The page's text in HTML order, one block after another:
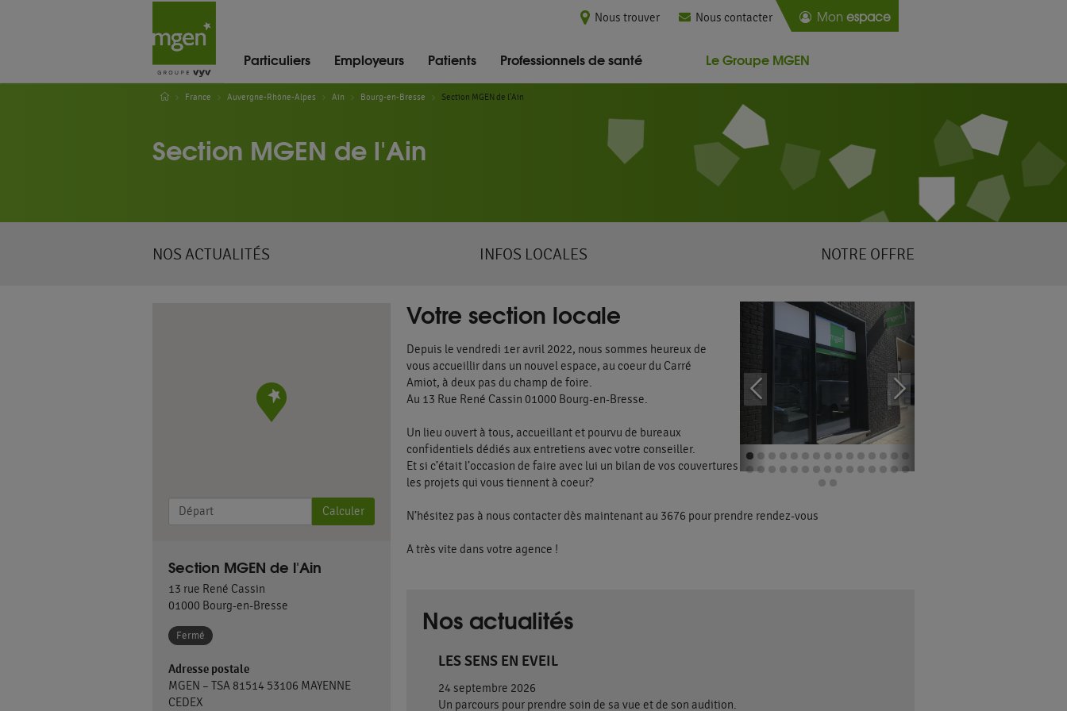
Nous trouver Nous contacter Monespace
Particuliers Employeurs Patients Professionnels de santé Le Groupe MGEN
France Auvergne-Rhône-Alpes Ain Bourg-en-Bresse Section MGEN de l'Ain
Section MGEN de l'Ain
NOS ACTUALITÉS INFOS LOCALES NOTRE OFFRE
Calculer
Section MGEN de l'Ain
13 rue René Cassin
01000 Bourg-en-Bresse
Fermé
Adresse postale
MGEN – TSA 81514 53106 MAYENNE
CEDEX
Votre section locale
Depuis le vendredi 1er avril 2022, nous sommes heureux de
vous accueillir dans un nouvel espace, au coeur du Carré
Amiot, à deux pas du champ de foire.
Au 13 Rue René Cassin 01000 Bourg-en-Bresse.
Un lieu ouvert à tous, accueillant et pourvu de bureaux
confidentiels dédiés aux entretiens avec votre conseiller.
Et si c’était l’occasion de faire avec lui un bilan de vos couvertures “Santé – Prévoyance” ou d’étudier
les projets qui vous tiennent à coeur?
N’hésitez pas à nous contacter dès maintenant au 3676 pour prendre rendez-vous
A très vite dans votre agence !
Nos actualités
LES SENS EN EVEIL
24 septembre 2026
Un parcours pour prendre soin de sa vue et de son audition.